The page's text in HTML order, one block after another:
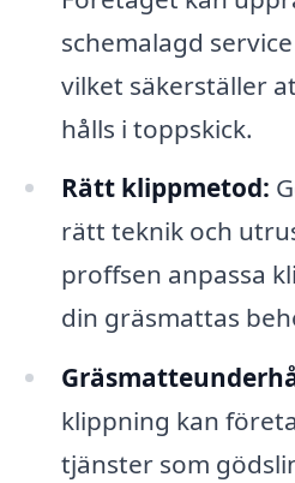
schemalagd
vilket säkerställer
hålls i toppskick.
Rätt klippmetod:
rätt teknik och
proffsen anpassa
din gräsmattas
klippning kan
tjänster som